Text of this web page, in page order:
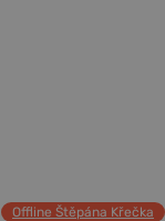
Offline Štěpána Křečka